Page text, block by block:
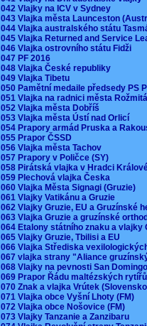
042 Vlajky na ICV v Sydney
043 Vlajka města Launceston
044 Vlajka australského státu
045 Vlajka Returned and Service
046 Vlajka ostrovního státu Fidži
047 PF 2016
048 Vlajka České republiky
049 Vlajka Tibetu
050 Pamětní medaile předsedy PS
051 Vlajka na radnici města
052 Vlajka města Dobříš
053 Vlajka města Ústí nad Orlicí
054 Prapory armád Pruska a
055 Prapor ČSSD
056 Vlajka města Tachov
057 Prapory v Poličce (SY)
058 Pirátská vlajka v Hradci
059 Plechová vlajka Česka
060 Vlajka Města Signagi (Gruzie)
061 Vlajky Vatikánu a Gruzie
062 Vlajky Gruzie, EU a Gruzínské
063 Vlajka Gruzie a gruzínské
064 Etalony státního znaku a vlajky
065 Vlajky Gruzie, Tbilisi a EU
066 Vlajka Střediska
067 vlajka strany "Aliance
068 Vlajky na pevnosti San
069 Prapor Řádu maltézských rytířů
070 Znak a vlajka Vrútek
071 Vlajka obce Vyšní Lhoty (FM)
072 Vlajka obce Nošovice (FM)
073 Vlajky Tanzanie a Zanzibaru